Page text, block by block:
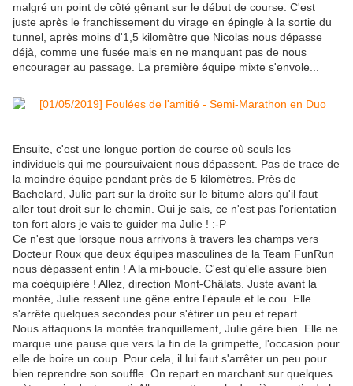
malgré un point de côté gênant sur le début de course. C'est
juste après le franchissement du virage en épingle à la sortie du
tunnel, après moins d'1,5 kilomètre que Nicolas nous dépasse
déjà, comme une fusée mais en ne manquant pas de nous
encourager au passage. La première équipe mixte s'envole...
Ensuite, c'est une longue portion de course où seuls les
individuels qui me poursuivaient nous dépassent. Pas de trace de
la moindre équipe pendant près de 5 kilomètres. Près de
Bachelard, Julie part sur la droite sur le bitume alors qu'il faut
aller tout droit sur le chemin. Oui je sais, ce n'est pas l'orientation
ton fort alors je vais te guider ma Julie ! :-P
Ce n'est que lorsque nous arrivons à travers les champs vers
Docteur Roux que deux équipes masculines de la Team FunRun
nous dépassent enfin ! A la mi-boucle. C'est qu'elle assure bien
ma coéquipière ! Allez, direction Mont-Châlats. Juste avant la
montée, Julie ressent une gêne entre l'épaule et le cou. Elle
s'arrête quelques secondes pour s'étirer un peu et repart.
Nous attaquons la montée tranquillement, Julie gère bien. Elle ne
marque une pause que vers la fin de la grimpette, l'occasion pour
elle de boire un coup. Pour cela, il lui faut s'arrêter un peu pour
bien reprendre son souffle. On repart en marchant sur quelques